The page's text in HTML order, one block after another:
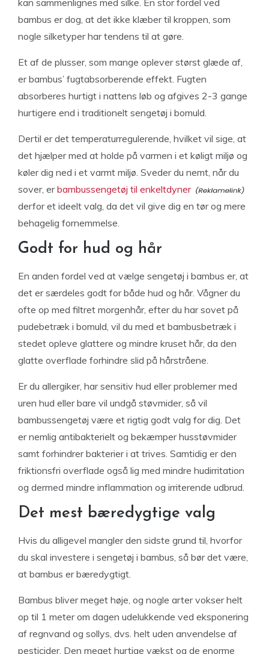
kan sammenlignes med silke. En stor fordel ved
bambus er dog, at det ikke klæber til kroppen, som
nogle silketyper har tendens til at gøre.
Et af de plusser, som mange oplever størst glæde af,
er bambus’ fugtabsorberende effekt. Fugten
absorberes hurtigt i nattens løb og afgives 2-3 gange
hurtigere end i traditionelt sengetøj i bomuld.
Dertil er det temperaturregulerende, hvilket vil sige, at
det hjælper med at holde på varmen i et køligt miljø og
køler dig ned i et varmt miljø. Sveder du nemt, når du
sover, erbambussengetøj til enkeltdyner
derfor et ideelt valg, da det vil give dig en tør og mere
behagelig fornemmelse.
Godt for hud og hår
En anden fordel ved at vælge sengetøj i bambus er, at
det er særdeles godt for både hud og hår. Vågner du
ofte op med filtret morgenhår, efter du har sovet på
pudebetræk i bomuld, vil du med et bambusbetræk i
stedet opleve glattere og mindre kruset hår, da den
glatte overflade forhindre slid på hårstråene.
Er du allergiker, har sensitiv hud eller problemer med
uren hud eller bare vil undgå støvmider, så vil
bambussengetøj være et rigtig godt valg for dig. Det
er nemlig antibakterielt og bekæmper husstøvmider
samt forhindrer bakterier i at trives. Samtidig er den
friktionsfri overflade også lig med mindre hudirritation
og dermed mindre inflammation og irriterende udbrud.
Det mest bæredygtige valg
Hvis du alligevel mangler den sidste grund til, hvorfor
du skal investere i sengetøj i bambus, så bør det være,
at bambus er bæredygtigt.
Bambus bliver meget høje, og nogle arter vokser helt
op til 1 meter om dagen udelukkende ved eksponering
af regnvand og sollys, dvs. helt uden anvendelse af
pesticider. Den meget hurtige vækst og de enorme